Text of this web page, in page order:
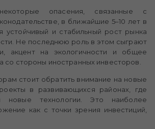
опасения, связанные с
в ближайшие 5–10 лет в
устойчивый и стабильный рост рынка
Не последнюю роль в этом сыграют
акцент на экологичности и общее
со стороны иностранных инвесторов.
стоит обратить внимание на новые
в развивающихся районах, где
новые технологии. Это наиболее
как с точки зрения инвестиций,